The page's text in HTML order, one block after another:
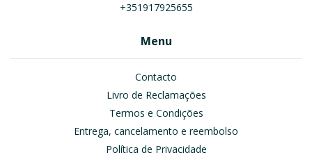
+351917925655
Menu
Contacto
Livro de Reclamações
Termos e Condições
Entrega, cancelamento e reembolso
Política de Privacidade